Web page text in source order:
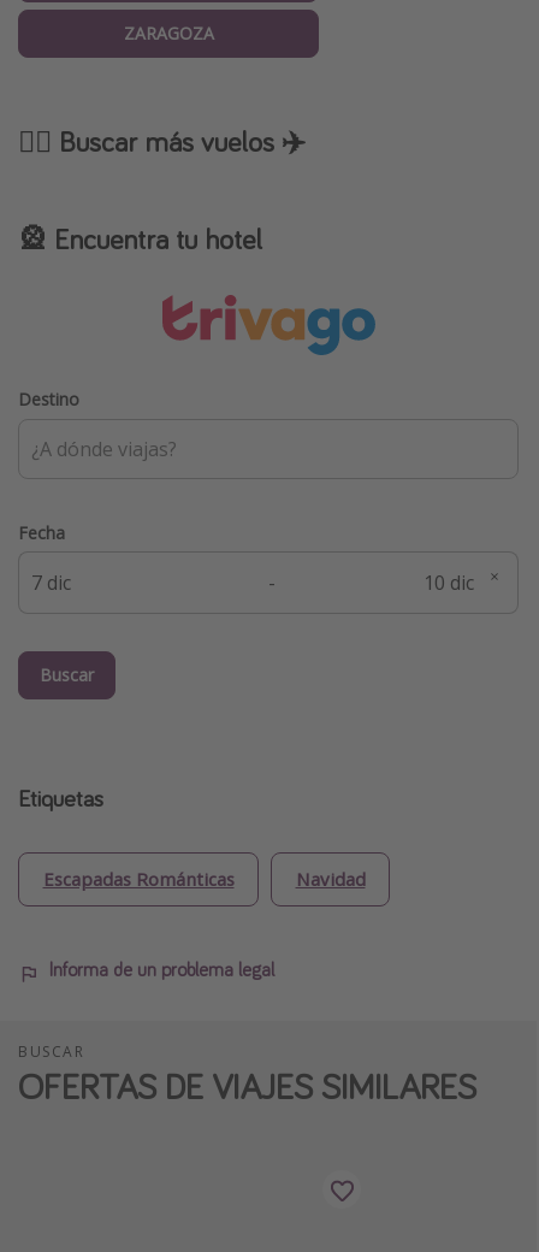
ZARAGOZA
🕵️‍♂️ Buscar más vuelos ✈️
🎡 Encuentra tu hotel
Destino
Fecha
-
Buscar
Etiquetas
Escapadas Románticas Navidad
Informa de un problema legal
BUSCAR
OFERTAS DE VIAJES SIMILARES